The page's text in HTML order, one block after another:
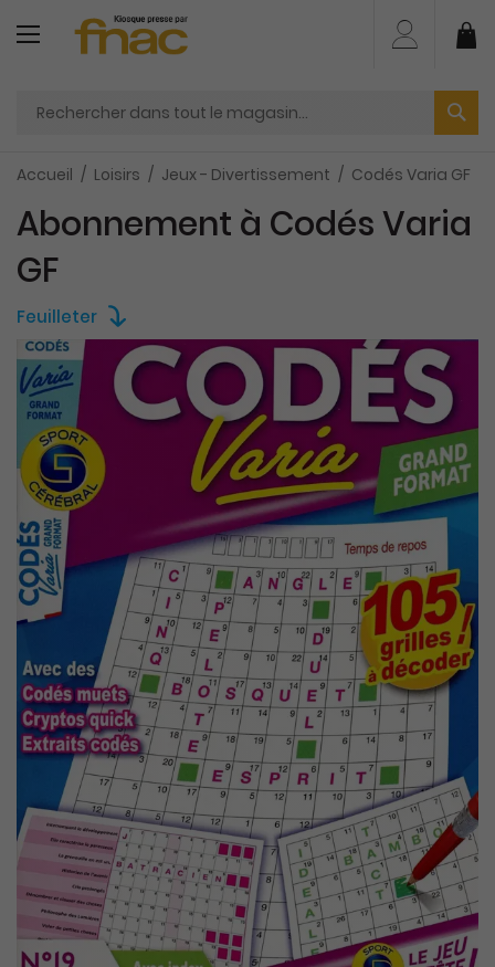
contenu
Accueil Loisirs Jeux - Divertissement Codés Varia GF
Feuilleter
Abonnement à Codés Varia
GF